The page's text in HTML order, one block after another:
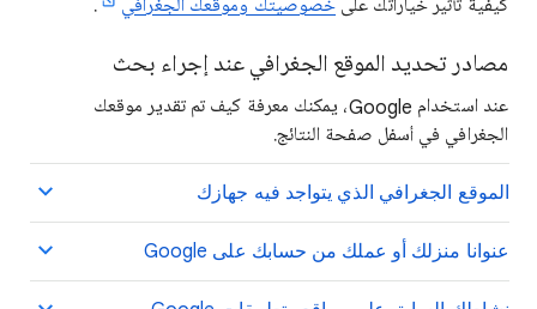
كيفية تأثير خياراتك على خصوصيتك وموقعك الجغرافي .
مصادر تحديد الموقع الجغرافي عند إجراء بحث
عند استخدام Google، يمكنك معرفة كيف تم تقدير موقعك
الجغرافي في أسفل صفحة النتائج.
الموقع الجغرافي الذي يتواجد فيه جهازك
عنوانا منزلك أو عملك من حسابك على Google